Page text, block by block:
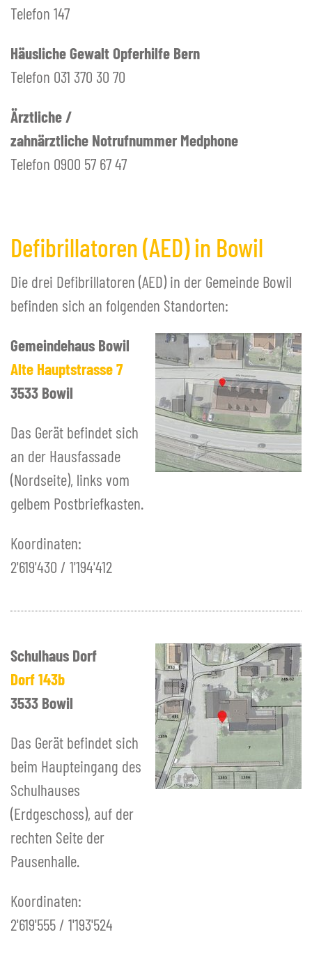
Telefon 147
Häusliche Gewalt Opferhilfe Bern
Telefon 031 370 30 70
Ärztliche /
zahnärztliche Notrufnummer Medphone
Telefon 0900 57 67 47
Defibrillatoren (AED) in Bowil
Die drei Defibrillatoren (AED) in der Gemeinde Bowil
befinden sich an folgenden Standorten:
Gemeindehaus Bowil
Alte Hauptstrasse 7
3533 Bowil
Das Gerät befindet sich
an der Hausfassade
(Nordseite), links vom
gelbem Postbriefkasten.
Koordinaten:
2'619'430 / 1'194'412
Schulhaus Dorf
Dorf 143b
3533 Bowil
Das Gerät befindet sich
beim Haupteingang des
Schulhauses
(Erdgeschoss), auf der
rechten Seite der
Pausenhalle.
Koordinaten:
2'619'555 / 1'193'524